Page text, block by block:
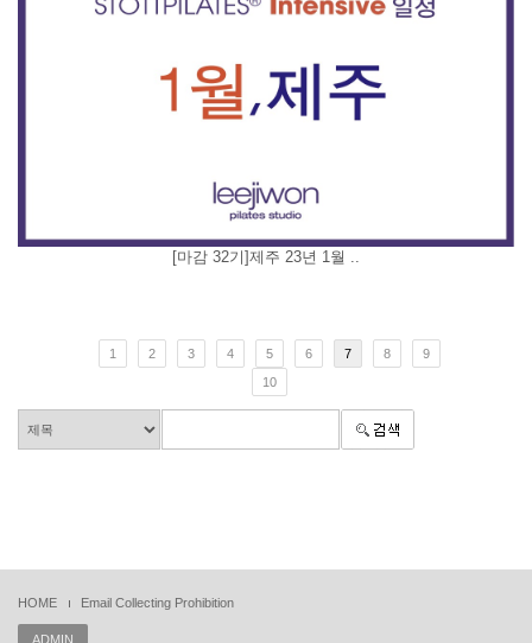
[마감 32기]제주 23년 1월 ..
1 2 3 4 5 6 7 8
9
10
HOME Email Collecting Prohibition
ADMIN